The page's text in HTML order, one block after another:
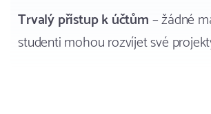
Trvalý přístup k účtům– žádné
studenti mohou rozvíjet své